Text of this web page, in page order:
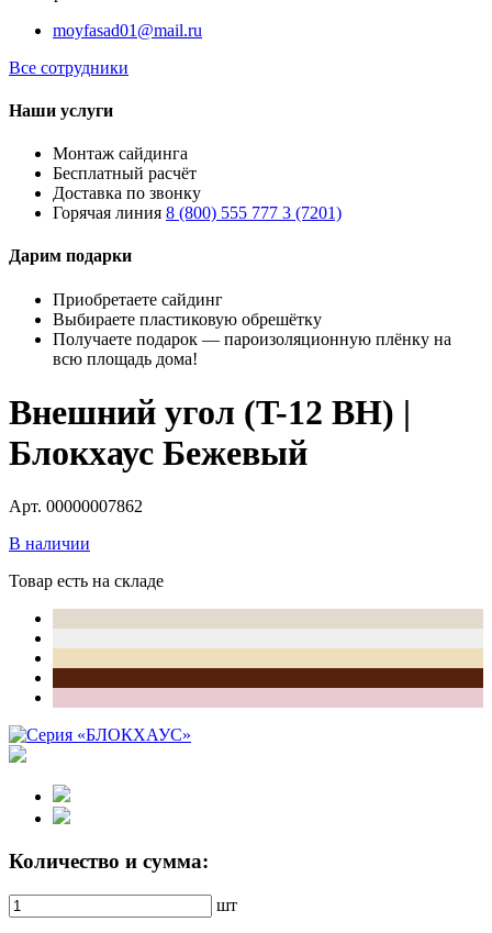
moyfasad01@mail.ru
Все сотрудники
Наши услуги
Монтаж сайдинга
Бесплатный расчёт
Доставка по звонку
Горячая линия 8 (800) 555 777 3 (7201)
Дарим подарки
Приобретаете сайдинг
Выбираете пластиковую обрешётку
Получаете подарок — пароизоляционную плёнку на
всю площадь дома!
Внешний угол (T-12 BH) |
Блокхаус Бежевый
Арт. 00000007862
В наличии
Товар есть на складе
Количество и сумма:
шт